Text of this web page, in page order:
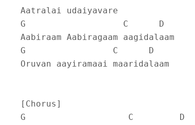
Aatralai udaiyavare
G                   C      D
Aabiraam Aabiragaam aagidalaam
G                 C      D
Oruvan aayiramaai maaridalaam
[Chorus]
G                    C         D